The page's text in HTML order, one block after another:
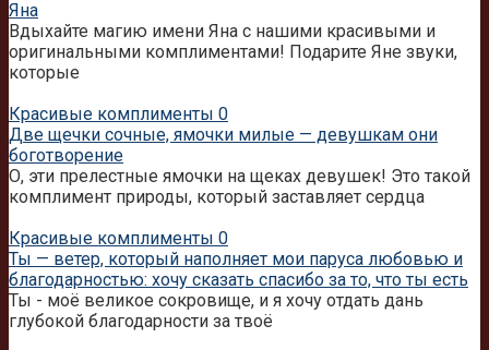
Яна
Вдыхайте магию имени Яна с нашими красивыми и
оригинальными комплиментами! Подарите Яне звуки,
которые
Красивые комплименты 0
Две щечки сочные, ямочки милые — девушкам они
боготворение
О, эти прелестные ямочки на щеках девушек! Это такой
комплимент природы, который заставляет сердца
Красивые комплименты 0
Ты — ветер, который наполняет мои паруса любовью и
благодарностью: хочу сказать спасибо за то, что ты есть
Ты - моё великое сокровище, и я хочу отдать дань
глубокой благодарности за твоё